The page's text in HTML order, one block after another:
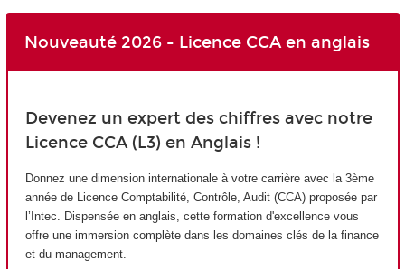
Nouveauté 2026 - Licence CCA en anglais
Devenez un expert des chiffres avec notre
Licence CCA (L3) en Anglais !
Donnez une dimension internationale à votre carrière avec la 3ème
année de Licence Comptabilité, Contrôle, Audit (CCA) proposée par
l’Intec. Dispensée en anglais, cette formation d'excellence vous
offre une immersion complète dans les domaines clés de la finance
et du management.